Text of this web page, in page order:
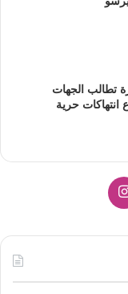
تطالب الجهات
انتهاكات حرية
انستقرام